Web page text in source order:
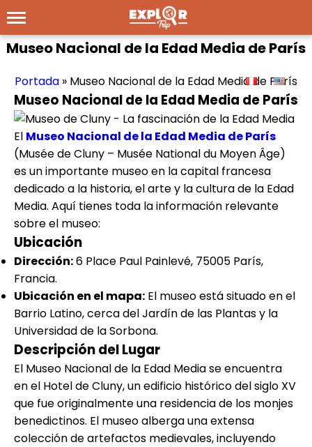
Museo Nacional de la Edad Media de París
Portada » Museo Nacional de la Edad Media de París
Museo Nacional de la Edad Media de París
El Museo Nacional de la Edad Media de París
(Musée de Cluny – Musée National du Moyen Âge)
es un importante museo en la capital francesa
dedicado a la historia, el arte y la cultura de la Edad
Media. Aquí tienes toda la información relevante
sobre el museo:
Ubicación
Dirección:6 Place Paul Painlevé, 75005 París,
Francia.
Ubicación en el mapa: El museo está situado en el
Barrio Latino, cerca del Jardín de las Plantas y la
Universidad de la Sorbona.
Descripción del Lugar
El Museo Nacional de la Edad Media se encuentra
en el Hotel de Cluny, un edificio histórico del siglo XV
que fue originalmente una residencia de los monjes
benedictinos. El museo alberga una extensa
colección de artefactos medievales, incluyendo